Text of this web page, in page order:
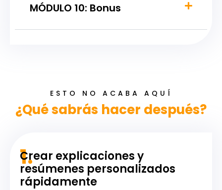
MÓDULO 10: Bonus
ESTO NO ACABA AQUÍ
¿Qué sabrás hacer después?
1.
Crear explicaciones y
resúmenes personalizados
rápidamente